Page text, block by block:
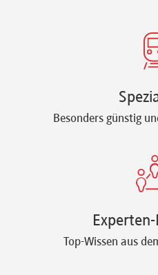
Besonders günstig
Top-Wissen aus